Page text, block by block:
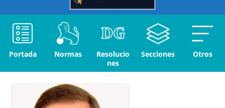
Portada Normas
Resolucio
nes
Secciones Otros